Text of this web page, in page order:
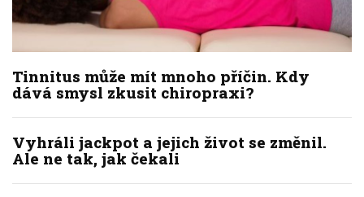
Tinnitus může mít mnoho příčin. Kdy
dává smysl zkusit chiropraxi?
Vyhráli jackpot a jejich život se změnil.
Ale ne tak, jak čekali